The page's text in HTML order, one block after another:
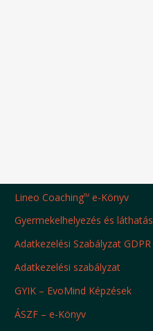
Lineo CoachingTM e-Könyv
Gyermekelhelyezés és láthatás
Adatkezelési Szabályzat GDPR
Adatkezelési szabályzat
GYIK – EvoMind Képzések
ÁSZF – e-Könyv